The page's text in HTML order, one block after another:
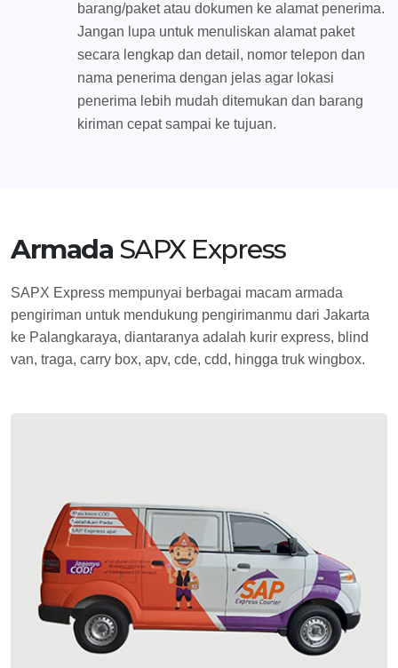
barang/paket atau dokumen ke alamat penerima.
Jangan lupa untuk menuliskan alamat paket
secara lengkap dan detail, nomor telepon dan
nama penerima dengan jelas agar lokasi
penerima lebih mudah ditemukan dan barang
kiriman cepat sampai ke tujuan.
Armada SAPX Express
SAPX Express mempunyai berbagai macam armada
pengiriman untuk mendukung pengirimanmu dari Jakarta
ke Palangkaraya, diantaranya adalah kurir express, blind
van, traga, carry box, apv, cde, cdd, hingga truk wingbox.